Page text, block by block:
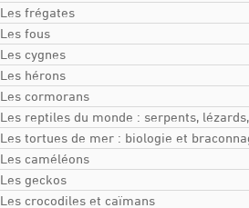
Les frégates
Les fous
Les cygnes
Les hérons
Les cormorans
Les reptiles du monde : serpents,
Les tortues de mer : biologie et
Les caméléons
Les geckos
Les crocodiles et caïmans